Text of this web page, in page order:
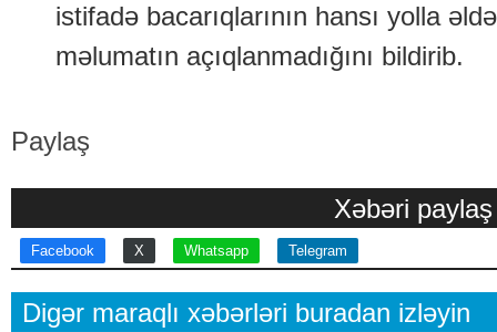
istifadə bacarıqlarının hansı yolla
məlumatın açıqlanmadığını bildirib.
Paylaş
Xəbəri paylaş
Facebook X Whatsapp Telegram
Digər maraqlı xəbərləri buradan izləyin